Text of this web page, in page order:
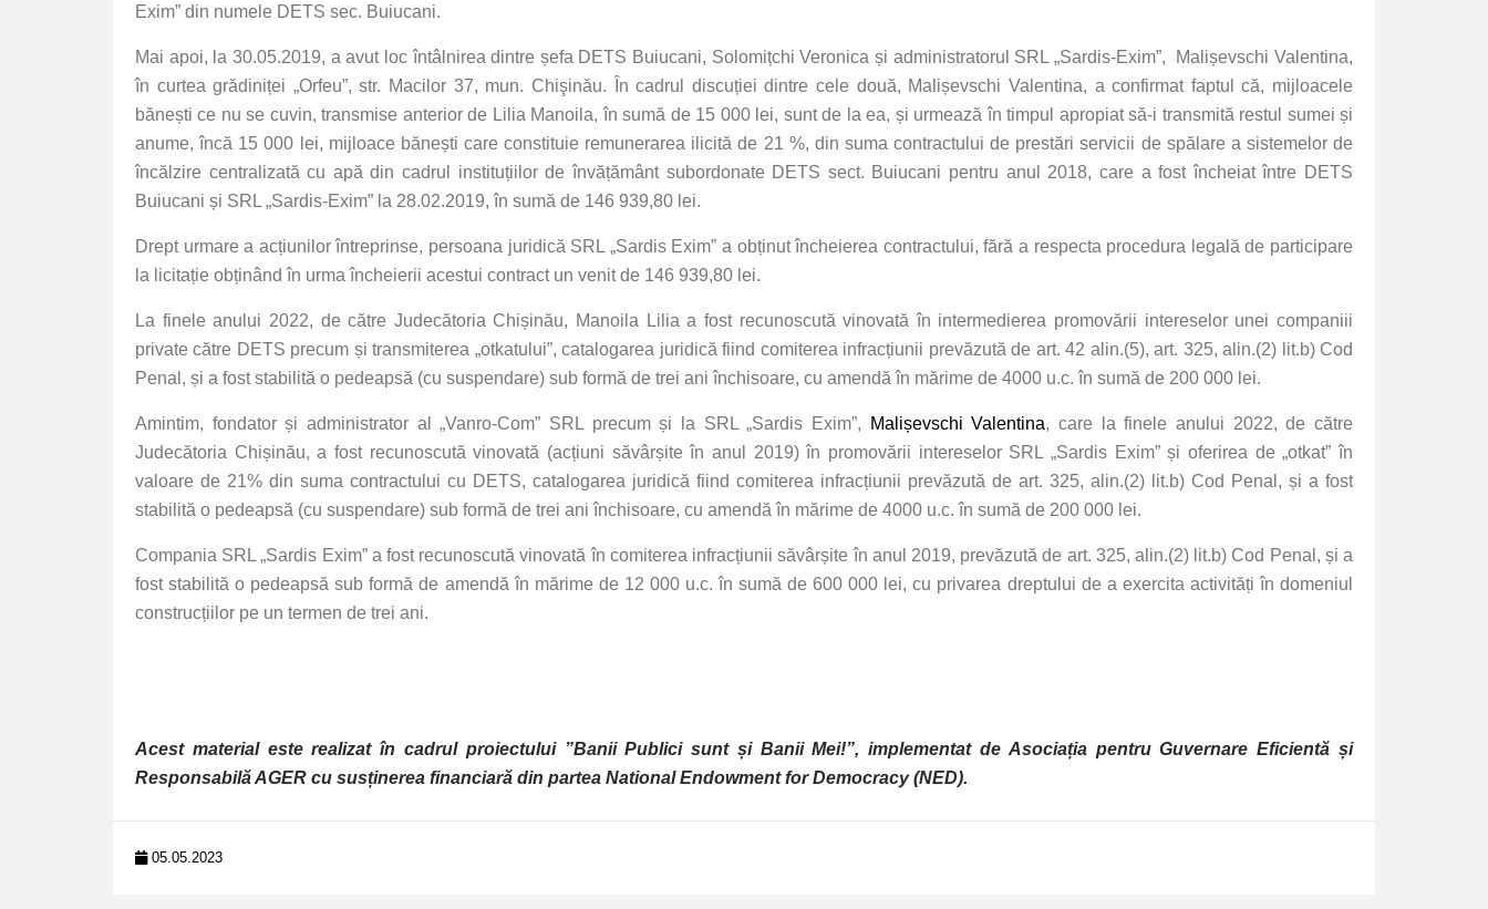
Exim” din numele DETS sec. Buiucani.
Mai apoi, la 30.05.2019, a avut loc întâlnirea dintre șefa DETS Buiucani, Solomițchi Veronica și administratorul SRL „Sardis-Exim”, Malișevschi Valentina,
în curtea grădiniței „Orfeu”, str. Macilor 37, mun. Chişinău. În cadrul discuției dintre cele două, Malișevschi Valentina, a confirmat faptul că, mijloacele
bănești ce nu se cuvin, transmise anterior de Lilia Manoila, în sumă de 15 000 lei, sunt de la ea, și urmează în timpul apropiat să-i transmită restul sumei și
anume, încă 15 000 lei, mijloace bănești care constituie remunerarea ilicită de 21 %, din suma contractului de prestări servicii de spălare a sistemelor de
încălzire centralizată cu apă din cadrul instituțiilor de învățământ subordonate DETS sect. Buiucani pentru anul 2018, care a fost încheiat între DETS
Buiucani și SRL „Sardis-Exim” la 28.02.2019, în sumă de 146 939,80 lei.
Drept urmare a acțiunilor întreprinse, persoana juridică SRL „Sardis­ Exim” a obținut încheierea contractului, fără a respecta procedura legală de participare
la licitație obținând în urma încheierii acestui contract un venit de 146 939,80 lei.
La finele anului 2022, de către Judecătoria Chișinău, Manoila Lilia a fost recunoscută vinovată în intermedierea promovării intereselor unei companiii
private către DETS precum și transmiterea „otkatului”, catalogarea juridică fiind comiterea infracțiunii prevăzută de art. 42 alin.(5), art. 325, alin.(2) lit.b) Cod
Penal, și a fost stabilită o pedeapsă (cu suspendare) sub formă de trei ani închisoare, cu amendă în mărime de 4000 u.c. în sumă de 200 000 lei.
Amintim, fondator și administrator al „Vanro-Com” SRL precum și la SRL „Sardis Exim”, Malișevschi Valentina, care la finele anului 2022, de către
Judecătoria Chișinău, a fost recunoscută vinovată (acțiuni săvârșite în anul 2019) în promovării intereselor SRL „Sardis Exim” și oferirea de „otkat” în
valoare de 21% din suma contractului cu DETS, catalogarea juridică fiind comiterea infracțiunii prevăzută de art. 325, alin.(2) lit.b) Cod Penal, și a fost
stabilită o pedeapsă (cu suspendare) sub formă de trei ani închisoare, cu amendă în mărime de 4000 u.c. în sumă de 200 000 lei.
Compania SRL „Sardis Exim” a fost recunoscută vinovată în comiterea infracțiunii săvârșite în anul 2019, prevăzută de art. 325, alin.(2) lit.b) Cod Penal, și a
fost stabilită o pedeapsă sub formă de amendă în mărime de 12 000 u.c. în sumă de 600 000 lei, cu privarea dreptului de a exercita activități în domeniul
construcțiilor pe un termen de trei ani.
Acest material este realizat în cadrul proiectului ”Banii Publici sunt și Banii Mei!”, implementat de Asociația pentru Guvernare Eficientă și
Responsabilă AGER cu susținerea financiară din partea National Endowment for Democracy (NED).
05.05.2023